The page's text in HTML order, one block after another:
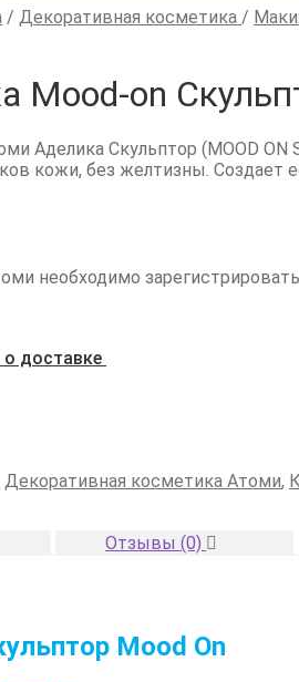
/ Декоративная косметика /
Mood-on
Аделика Скульптор (MOOD
кожи, без желтизны. Создает
необходимо
доставке
Декоративная косметика Атоми,
Отзывы (0)
Mood On